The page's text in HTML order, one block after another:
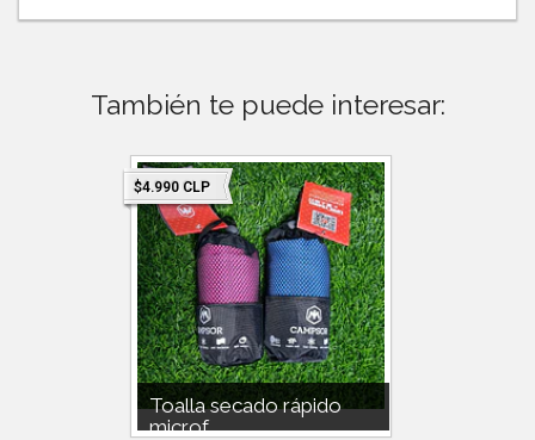
También te puede interesar:
$4.990 CLP
Toalla secado rápido
microf...